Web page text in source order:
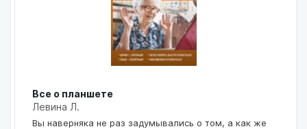
Все о планшете
Левина Л.
Вы наверняка не раз задумывались о том, а как же